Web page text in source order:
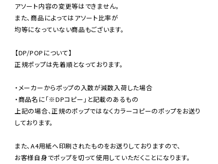
アソート内容の変更等はできません。
また、商品によってはアソート比率が
均等になっていない商品もございます。
【DP/POPについて】
正規ポップは先着順となっております。
・メーカーからポップの入数が減数入荷した場合
・商品名に「※DPコピー」と記載のあるもの
上記の場合、正規のポップではなくカラーコピーのポップをお送り
しております。
また、A4用紙へ印刷されたものをお送りしておりますので、
お客様自身でポップを切って使用していただくことになります。